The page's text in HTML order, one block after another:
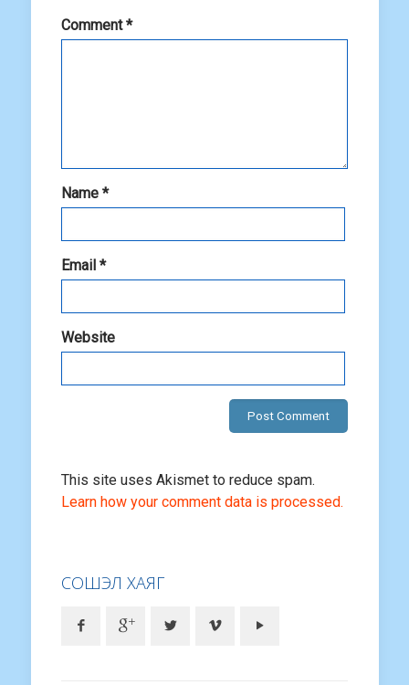
Comment*
Name *
Email *
Website
This site uses Akismet to reduce spam.
Learn how your comment data is processed.
СОШЭЛ ХАЯГ